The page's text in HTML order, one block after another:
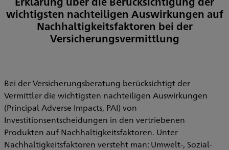
wichtigsten nachteiligen Auswirkungen auf
Nachhaltigkeitsfaktoren bei der
Versicherungsvermittlung
Bei der Versicherungsberatung berücksichtigt der
Vermittler die wichtigsten nachteiligen Auswirkungen
(Principal Adverse Impacts, PAI) von
Investitionsentscheidungen in den vertriebenen
Produkten auf Nachhaltigkeitsfaktoren. Unter
Nachhaltigkeitsfaktoren versteht man: Umwelt-, Sozial-